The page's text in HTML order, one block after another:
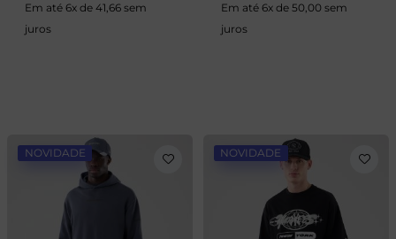
Em até 6x de 41,66 sem
juros
Em até 6x de 50,00 sem
juros
NOVIDADE NOVIDADE